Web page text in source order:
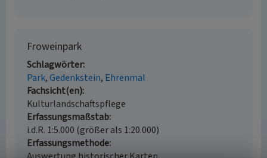
Froweinpark
Schlagwörter
Park Gedenkstein Ehrenmal
Fachsicht(en)
Kulturlandschaftspflege
Erfassungsmaßstab
i.d.R. 1:5.000 (größer als 1:20.000)
Erfassungsmethode